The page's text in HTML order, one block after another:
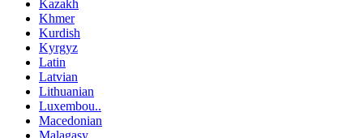
Kazakh
Khmer
Kurdish
Kyrgyz
Latin
Latvian
Lithuanian
Luxembou..
Macedonian
Malagasy